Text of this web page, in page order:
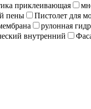
приклеивающая
пены
Пистолет для
рулонная
внутренний